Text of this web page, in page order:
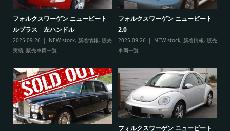
フォルクスワーゲン ニュービート
ルプラス 左ハンドル
2025.09.26 NEW stock, 新着情報, 販売
実績, 販売車両一覧
フォルクスワーゲン ニュービート
2.0
2025.09.26 NEW stock, 新着情報, 販売
車両一覧
フォルクスワーゲン ニュービート